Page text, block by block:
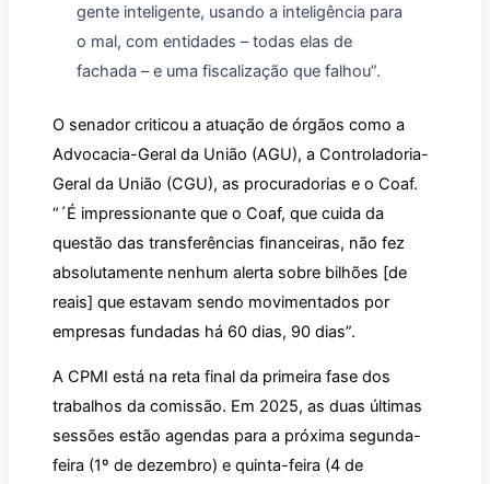
gente inteligente, usando a inteligência para
o mal, com entidades – todas elas de
fachada – e uma fiscalização que falhou”.
O senador criticou a atuação de órgãos como a
Advocacia-Geral da União (AGU), a Controladoria-
Geral da União (CGU), as procuradorias e o Coaf.
“´É impressionante que o Coaf, que cuida da
questão das transferências financeiras, não fez
absolutamente nenhum alerta sobre bilhões [de
reais] que estavam sendo movimentados por
empresas fundadas há 60 dias, 90 dias”.
A CPMI está na reta final da primeira fase dos
trabalhos da comissão. Em 2025, as duas últimas
sessões estão agendas para a próxima segunda-
feira (1º de dezembro) e quinta-feira (4 de